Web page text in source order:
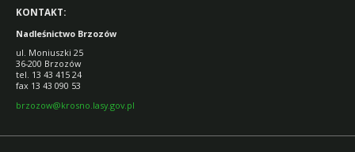
KONTAKT:
Nadleśnictwo Brzozów
ul. Moniuszki 25
36-200 Brzozów
tel. 13 43 415 24
fax 13 43 090 53
brzozow@krosno.lasy.gov.pl